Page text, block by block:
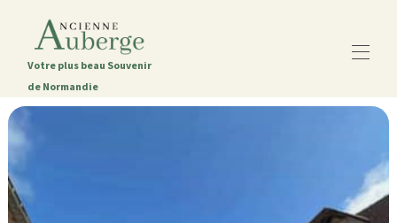
Votre plus beau Souvenir
de Normandie